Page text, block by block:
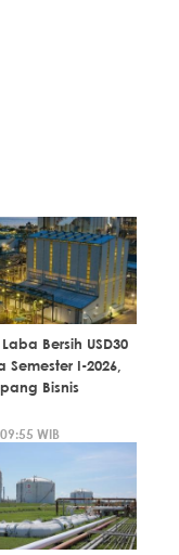
Bersih USD30
I-2026,
Bisnis
WIB